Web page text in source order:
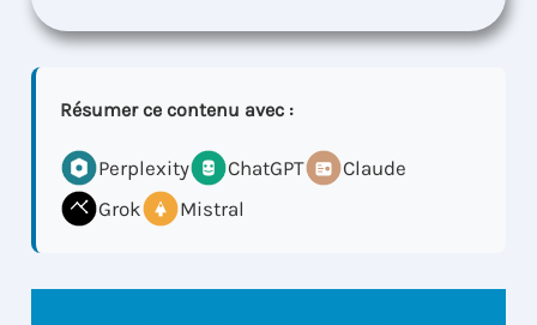
Résumer ce contenu avec :
Perplexity ChatGPT
Claude
Grok
Mistral